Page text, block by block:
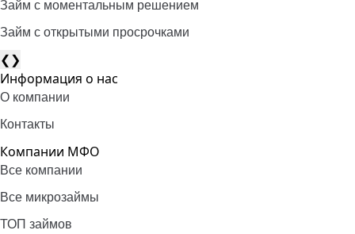
Займ c моментальным решением
Займ с открытыми просрочками
❮❯
Информация о нас
О компании
Контакты
Компании МФО
Все компании
Все микрозаймы
ТОП займов